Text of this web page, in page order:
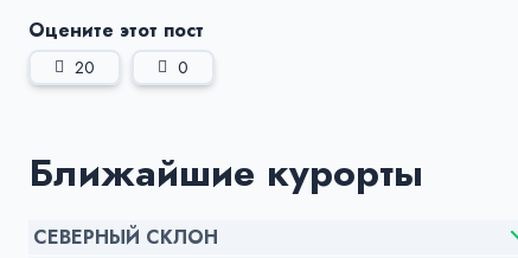
Оцените этот пост
20 0
Ближайшие курорты
СЕВЕРНЫЙ СКЛОН